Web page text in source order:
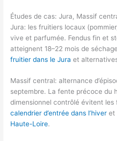
Études de cas: Jura, Massif
Jura: les fruitiers locaux
vive et parfumée. Fendus fin et
atteignent 18–22 mois de
fruitier dans le Jura et
Massif central: alternance
septembre. La fente précoce du
dimensionnel contrôlé évitent les
calendrier d’entrée dans l’hiver et
Haute-Loire.